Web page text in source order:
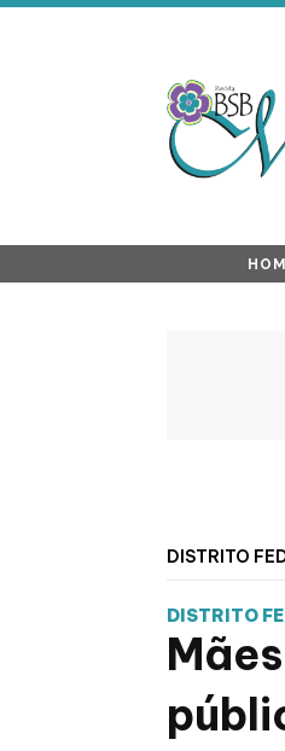
DISTRITO
DISTRITO